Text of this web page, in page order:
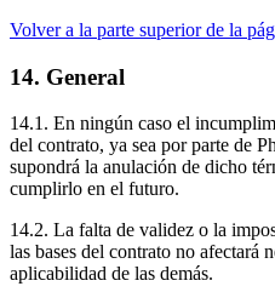
Volver a la parte superior de la
14. General
14.1. En ningún caso el
del contrato, ya sea por parte de
supondrá la anulación de dicho
cumplirlo en el futuro.
14.2. La falta de validez o la
las bases del contrato no afectará
aplicabilidad de las demás.